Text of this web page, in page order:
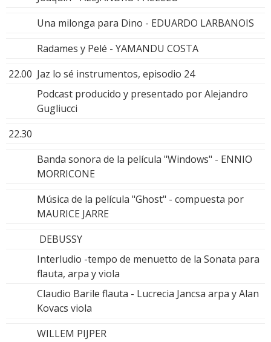
Una milonga para Dino - EDUARDO LARBANOIS
Radames y Pelé - YAMANDU COSTA
22.00 Jaz lo sé instrumentos, episodio 24
Podcast producido y presentado por Alejandro
Gugliucci
22.30
Banda sonora de la película "Windows" - ENNIO
MORRICONE
Música de la película "Ghost" - compuesta por
MAURICE JARRE
DEBUSSY
Interludio -tempo de menuetto de la Sonata para
flauta, arpa y viola
Claudio Barile flauta - Lucrecia Jancsa arpa y Alan
Kovacs viola
WILLEM PIJPER